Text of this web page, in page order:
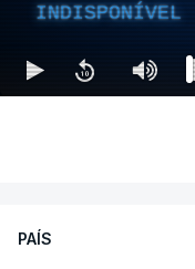
INDISPONÍVEL
PAÍS